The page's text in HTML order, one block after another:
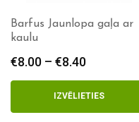
Barfus Jaunlopa gaļa ar
kaulu
€8.00 – €8.40
range:
€8.00
through
IZVĒLIETIES